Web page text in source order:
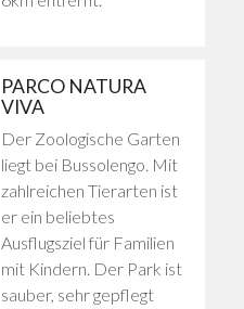
PARCO NATURA
VIVA
Der Zoologische Garten
liegt bei Bussolengo. Mit
zahlreichen Tierarten ist
er ein beliebtes
Ausflugsziel für Familien
mit Kindern. Der Park ist
sauber, sehr gepflegt